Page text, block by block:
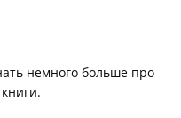
немного больше про